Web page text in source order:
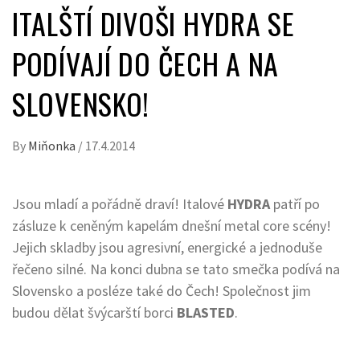
ITALŠTÍ DIVOŠI HYDRA SE
PODÍVAJÍ DO ČECH A NA
SLOVENSKO!
By Miňonka / 17.4.2014
Jsou mladí a pořádně draví! Italové HYDRApatří po
zásluze k ceněným kapelám dnešní metal core scény!
Jejich skladby jsou agresivní, energické a jednoduše
řečeno silné. Na konci dubna se tato smečka podívá na
Slovensko a posléze také do Čech! Společnost jim
budou dělat švýcarští borci BLASTED.